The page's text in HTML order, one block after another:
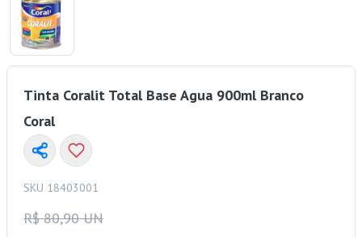
Tinta Coralit Total Base Agua 900ml Branco
Coral
SKU 18403001
R$ 80,90 UN